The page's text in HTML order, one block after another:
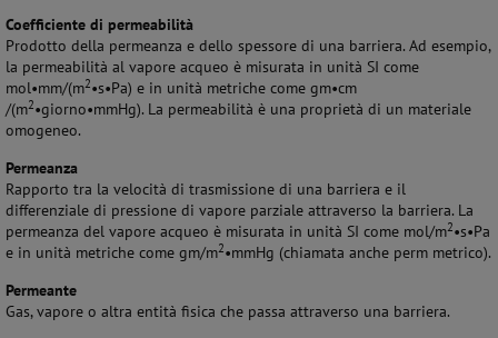
Coefficiente di permeabilità
Prodotto della permeanza e dello spessore di una barriera. Ad esempio,
la permeabilità al vapore acqueo è misurata in unità SI come
mol•mm/(m2•s•Pa) e in unità metriche come gm•cm
/(m2•giorno•mmHg). La permeabilità è una proprietà di un materiale
omogeneo.
Permeanza
Rapporto tra la velocità di trasmissione di una barriera e il
differenziale di pressione di vapore parziale attraverso la barriera. La
permeanza del vapore acqueo è misurata in unità SI come mol/m2•s•Pa
e in unità metriche come gm/m2•mmHg (chiamata anche perm metrico).
Permeante
Gas, vapore o altra entità fisica che passa attraverso una barriera.